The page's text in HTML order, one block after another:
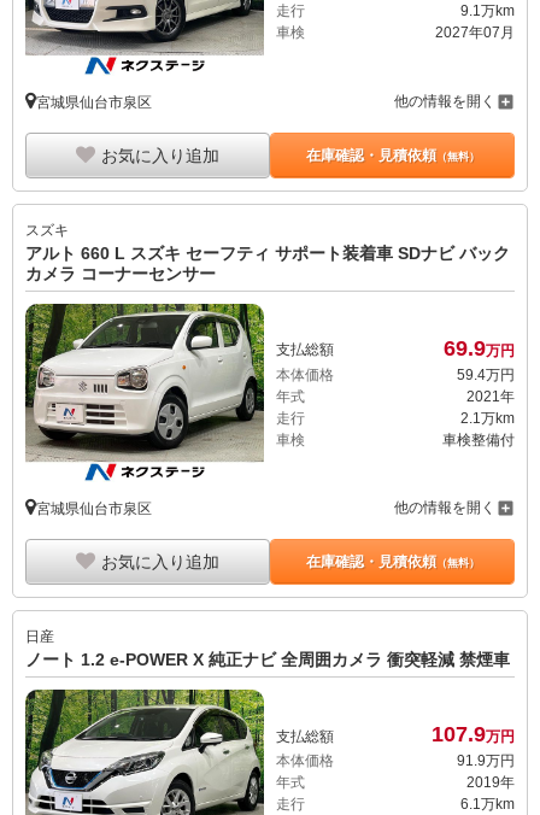
走行
9.1万km
車検
2027年07月
宮城県仙台市泉区 他の情報を開く
お気に入り追加 在庫確認・見積依頼（無料）
スズキ
アルト 660 L スズキ セーフティ サポート装着車 SDナビ バック
カメラ コーナーセンサー
支払総額 69.9万円
本体価格
59. 4万円
年式
2021年
走行
2.1万km
車検
車検整備付
宮城県仙台市泉区 他の情報を開く
お気に入り追加 在庫確認・見積依頼（無料）
日産
ノート 1.2 e-POWER X 純正ナビ 全周囲カメラ 衝突軽減 禁煙車
支払総額 107.9万円
本体価格
91.9万円
年式
2019年
走行
6.1万km